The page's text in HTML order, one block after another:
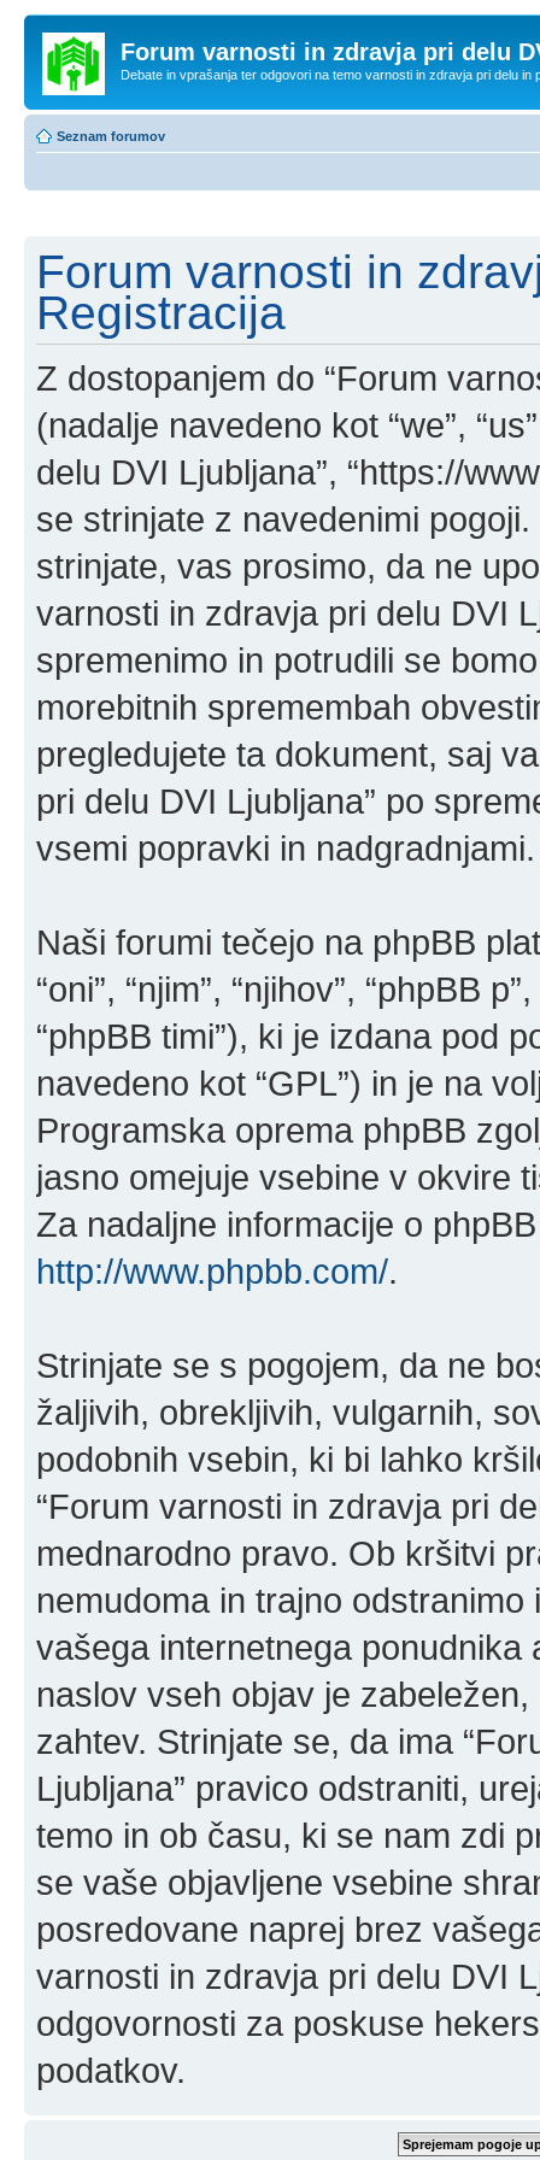
Forum varnosti in zdravja pri delu
Debate in vprašanja ter odgovori na temo varnosti in zdravja pri delu in
Seznam forumov
Forum varnosti in
Registracija
Z dostopanjem do “Forum
(nadalje navedeno kot “we”,
delu DVI Ljubljana”, “https://
se strinjate z navedenimi
strinjate, vas prosimo, da ne
varnosti in zdravja pri delu DVI
spremenimo in potrudili se
morebitnih spremembah
pregledujete ta dokument, saj
pri delu DVI Ljubljana” po
vsemi popravki in nadgradnjami.
Naši forumi tečejo na phpBB
“oni”, “njim”, “njihov”, “phpBB
“phpBB timi”), ki je izdana pod
navedeno kot “GPL”) in je na
Programska oprema phpBB
jasno omejuje vsebine v okvire
Za nadaljne informacije o
http://www.phpbb.com/.
Strinjate se s pogojem, da ne
žaljivih, obrekljivih, vulgarnih,
podobnih vsebin, ki bi lahko
“Forum varnosti in zdravja pri
mednarodno pravo. Ob kršitvi
nemudoma in trajno
vašega internetnega ponudnika
naslov vseh objav je
zahtev. Strinjate se, da ima
Ljubljana” pravico odstraniti,
temo in ob času, ki se nam zdi
se vaše objavljene vsebine
posredovane naprej brez
varnosti in zdravja pri delu DVI
odgovornosti za poskuse
podatkov.